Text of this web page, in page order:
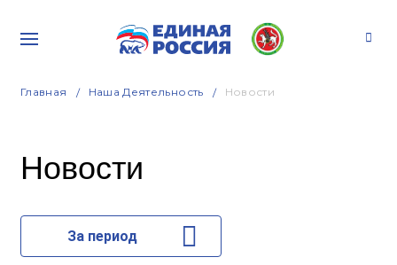
Главная Наша Деятельность Новости
Новости
За период